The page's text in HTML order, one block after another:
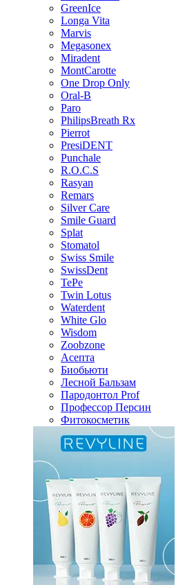
GreenIce
Longa Vita
Marvis
Megasonex
Miradent
MontCarotte
One Drop Only
Oral-B
Paro
PhilipsBreath Rx
Pierrot
PresiDENT
Punchale
R.O.C.S
Rasyan
Remars
Silver Care
Smile Guard
Splat
Stomatol
Swiss Smile
SwissDent
TePe
Twin Lotus
Waterdent
White Glo
Wisdom
Zoobzone
Асепта
Биобьюти
Лесной Бальзам
Пародонтол Prof
Профессор Персин
Фитокосметик